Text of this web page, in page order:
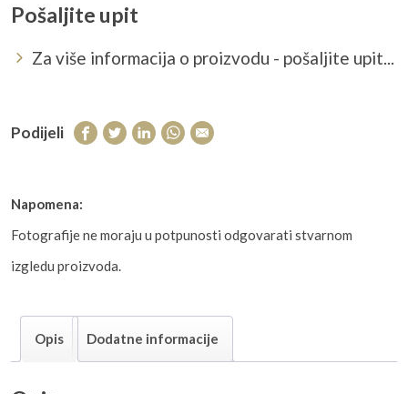
Pošaljite upit
Za više informacija o proizvodu - pošaljite upit...
Podijeli
Napomena:
Fotografije ne moraju u potpunosti odgovarati stvarnom
izgledu proizvoda.
Opis Dodatne informacije